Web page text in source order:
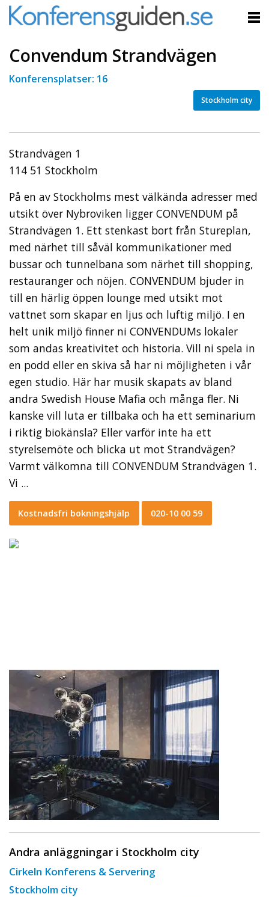
Convendum Strandvägen
Konferensplatser: 16
Stockholm city
Strandvägen 1
114 51 Stockholm
På en av Stockholms mest välkända adresser med
utsikt över Nybroviken ligger CONVENDUM på
Strandvägen 1. Ett stenkast bort från Stureplan,
med närhet till såväl kommunikationer med
bussar och tunnelbana som närhet till shopping,
restauranger och nöjen. CONVENDUM bjuder in
till en härlig öppen lounge med utsikt mot
vattnet som skapar en ljus och luftig miljö. I en
helt unik miljö finner ni CONVENDUMs lokaler
som andas kreativitet och historia. Vill ni spela in
en podd eller en skiva så har ni möjligheten i vår
egen studio. Här har musik skapats av bland
andra Swedish House Mafia och många fler. Ni
kanske vill luta er tillbaka och ha ett seminarium
i riktig biokänsla? Eller varför inte ha ett
styrelsemöte och blicka ut mot Strandvägen?
Varmt välkomna till CONVENDUM Strandvägen 1.
Vi ...
Kostnadsfri bokningshjälp 020-10 00 59
Andra anläggningar i Stockholm city
Cirkeln Konferens & Servering
Stockholm city